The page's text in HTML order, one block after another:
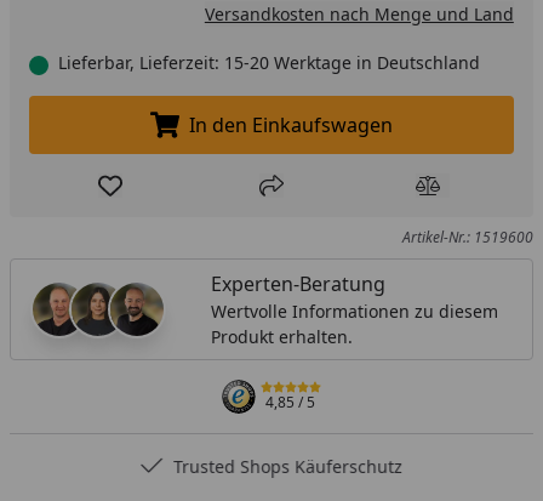
Versandkosten nach Menge und Land
Lieferbar, Lieferzeit: 15-20 Werktage in Deutschland
In den Einkaufswagen legen
In den Einkaufswagen
Produkt zur Wunschliste hinzufügen
Teilen Produkt
Artikel-Nr.: 1519600
Experten-Beratung
Wertvolle Informationen zu diesem
Produkt erhalten.
4,85/ 5
Trusted Shops Käuferschutz